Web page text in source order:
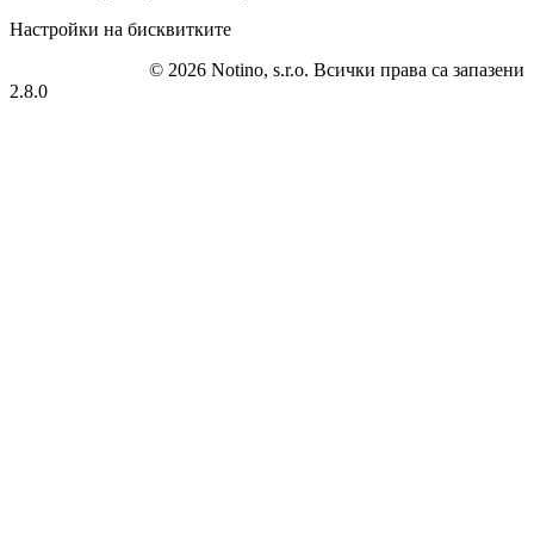
Настройки на бисквитките
© 2026 Notino, s.r.o. Всички права са запазени
2.8.0